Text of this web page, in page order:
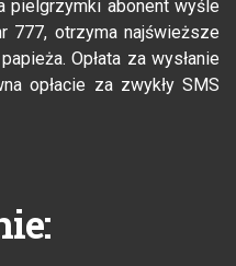
pielgrzymki abonent wyśle
777, otrzyma najświeższe
Opłata za wysłanie
opłacie za zwykły SMS